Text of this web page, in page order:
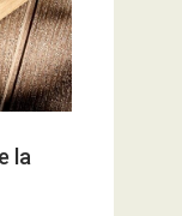
la